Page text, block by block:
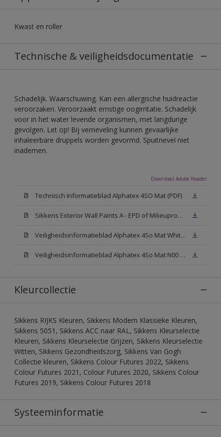
Kwast en roller
Technische & veiligheidsdocumentatie
Schadelijk. Waarschuwing. Kan een allergische huidreactie
veroorzaken. Veroorzaakt ernstige oogirritatie. Schadelijk
voor in het water levende organismen, met langdurige
gevolgen. Let op! Bij verneveling kunnen gevaarlijke
inhaleerbare druppels worden gevormd. Spuitnevel niet
inademen.
Download Adobe Reader
Technisch Informatieblad Alphatex 4SO Mat (PDF)
Sikkens Exterior Wall Paints A - EPD of Milieuproductverklaring
Veiligheidsinformatieblad Alphatex 4So Mat White W05 (MSDS)
Veiligheidsinformatieblad Alphatex 4So Mat N00 (MSDS)
Kleurcollectie
Sikkens RIJKS Kleuren, Sikkens Modern Klassieke Kleuren,
Sikkens 5051, Sikkens ACC naar RAL, Sikkens Kleurselectie
Kleuren, Sikkens Kleurselectie Grijzen, Sikkens Kleurselectie
Witten, Sikkens Gezondheidszorg, Sikkens Van Gogh
Collectie kleuren, Sikkens Colour Futures 2022, Sikkens
Colour Futures 2021, Colour Futures 2020, Sikkens Colour
Futures 2019, Sikkens Colour Futures 2018
Systeeminformatie